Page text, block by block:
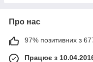
Про нас
97% позитивних з 677
Працює з